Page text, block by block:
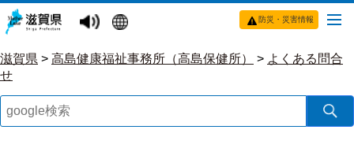
防災・災害情報
滋賀県 > 高島健康福祉事務所（高島保健所） > よくある問合
せ